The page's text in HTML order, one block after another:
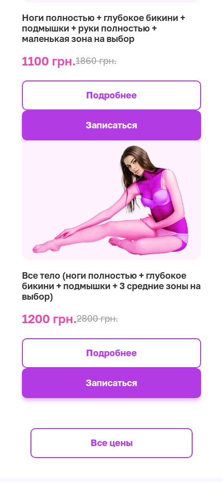
Ноги полностью + глубокое бикини +
подмышки + руки полностью +
маленькая зона на выбор
1100 грн.1860 грн.
Подробнее
Записаться
Все тело (ноги полностью + глубокое
бикини + подмышки + 3 средние зоны на
выбор)
1200 грн.2800 грн.
Подробнее
Записаться
Все цены